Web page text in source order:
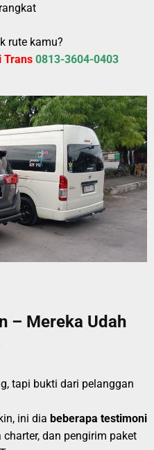
rute kamu?
Trans 0813-3604-0403
– Mereka Udah
tapi bukti dari pelanggan
ini dia beberapa testimoni
dan pengirim paket